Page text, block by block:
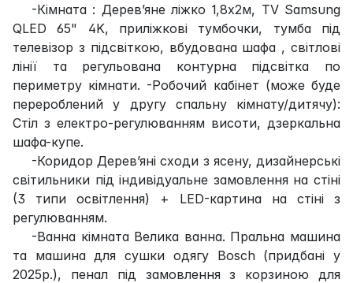
-Кімната : Дерев’яне ліжко 1,8х2м, TV Samsung
QLED 65" 4K, приліжкові тумбочки, тумба під
телевізор з підсвіткою, вбудована шафа , світлові
лінії та регульована контурна підсвітка по
периметру кімнати. -Робочий кабінет (може буде
перероблений у другу спальну кімнату/дитячу):
Стіл з електро-регулюванням висоти, дзеркальна
шафа-купе.
-Коридор Дерев’яні сходи з ясену, дизайнерські
світильники під індивідуальне замовлення на стіні
(3 типи освітлення) + LED-картина на стіні з
регулюванням.
-Ванна кімната Велика ванна. Пральна машина
та машина для сушки одягу Bosch (придбані у
2025р.), пенал під замовлення з корзиною для